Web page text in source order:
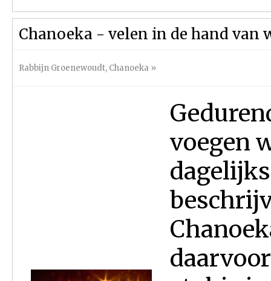
Chanoeka - velen in de hand van
Rabbijn Groenewoudt, Chanoeka »
voegen